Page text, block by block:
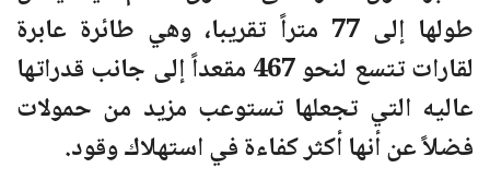
طولها إلى 77 متراً تقريبا، وهي طائرة عابرة
لقارات تتسع لنحو 467 مقعداً إلى جانب قدراتها
عاليه التي تجعلها تستوعب مزيد من حمولات
فضلاً عن أنها أكثر كفاءة في استهلاك وقود.